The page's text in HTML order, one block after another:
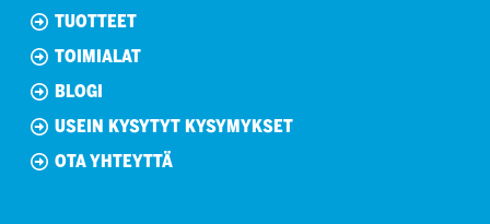
TUOTTEET
TOIMIALAT
BLOGI
USEIN KYSYTYT KYSYMYKSET
OTA YHTEYTTÄ